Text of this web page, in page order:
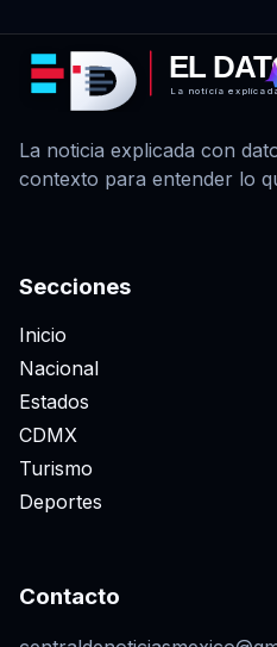
EL
La noticia
La noticia explicada con
contexto para entender lo
Secciones
Inicio
Nacional
Estados
CDMX
Turismo
Deportes
Contacto